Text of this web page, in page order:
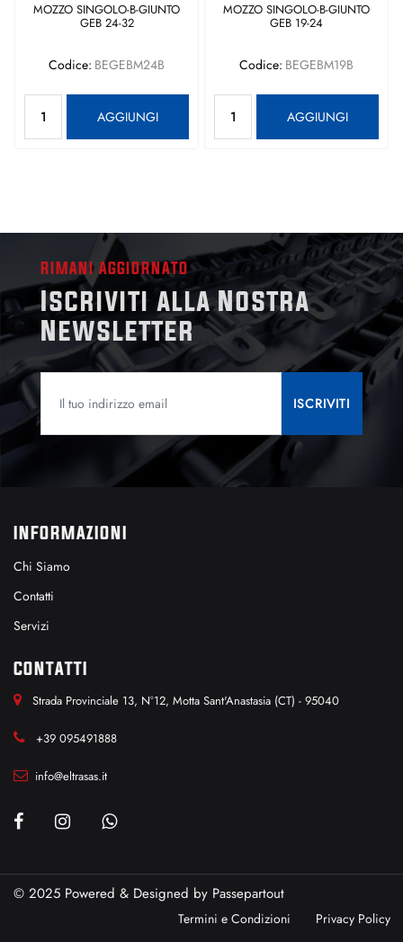
MOZZO SINGOLO-B-GIUNTO
GEB 24-32
Codice: BEGEBM24B
AGGIUNGI
MOZZO SINGOLO-B-GIUNTO
GEB 19-24
Codice: BEGEBM19B
AGGIUNGI
RIMANI AGGIORNATO
Iscriviti alla Nostra
Newsletter
INFORMAZIONI
Chi Siamo
Contatti
Servizi
CONTATTI
Strada Provinciale 13, N°12, Motta Sant'Anastasia (CT) - 95040
+39 095491888
info@eltrasas.it
© 2025 Powered & Designed by Passepartout
Termini e Condizioni Privacy Policy